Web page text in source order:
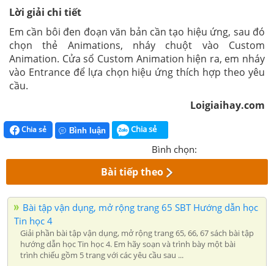
Lời giải chi tiết
Em cần bôi đen đoạn văn bản cần tạo hiệu ứng, sau đó
chọn thẻ Animations, nháy chuột vào Custom
Animation. Cửa sổ Custom Animation hiện ra, em nháy
vào Entrance để lựa chọn hiệu ứng thích hợp theo yêu
cầu.
Loigiaihay.com
Chia sẻ Bình luận Chia sẻ
Bình chọn:
Bài tiếp theo
Bài tập vận dụng, mở rộng trang 65 SBT Hướng dẫn học
Tin học 4
Giải phần bài tập vận dụng, mở rộng trang 65, 66, 67 sách bài tập
hướng dẫn học Tin học 4. Em hãy soạn và trình bày một bài
trình chiếu gồm 5 trang với các yêu cầu sau ...